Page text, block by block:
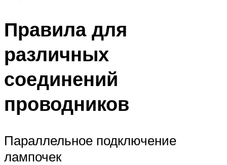
Правила для
различных
соединений
проводников
Параллельное подключение
лампочек